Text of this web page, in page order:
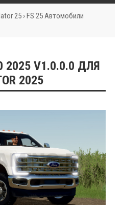
25 › FS 25 Автомобили
2025 V1.0.0.0 ДЛЯ
2025